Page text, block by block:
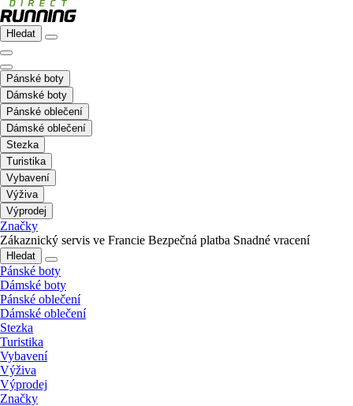
Hledat
Pánské boty
Dámské boty
Pánské oblečení
Dámské oblečení
Stezka
Turistika
Vybavení
Výživa
Výprodej
Značky
Zákaznický servis ve Francie Bezpečná platba Snadné vracení
Hledat
Pánské boty
Dámské boty
Pánské oblečení
Dámské oblečení
Stezka
Turistika
Vybavení
Výživa
Výprodej
Značky